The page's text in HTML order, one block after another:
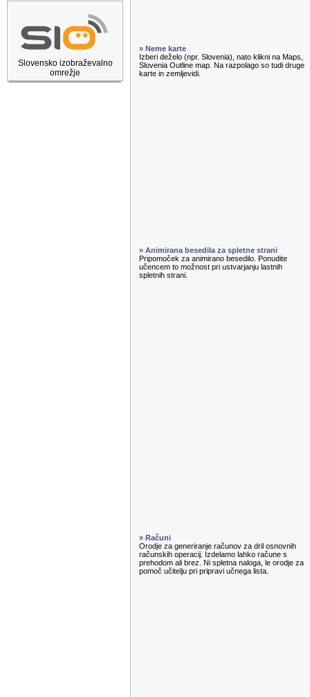
Slovensko izobraževalno
omrežje
» Neme karte
Izberi deželo (npr. Slovenia), nato klikni na Maps,
Slovenia Outline map. Na razpolago so tudi druge
karte in zemljevidi.
» Animirana besedila za spletne strani
Pripomoček za animirano besedilo. Ponudite
učencem to možnost pri ustvarjanju lastnih
spletnih strani.
» Računi
Orodje za generiranje računov za dril osnovnih
računskih operacij. Izdelamo lahko račune s
prehodom ali brez. Ni spletna naloga, le orodje za
pomoč učitelju pri pripravi učnega lista.